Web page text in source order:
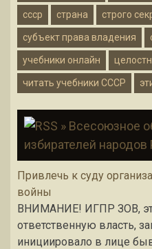
ссср страна строго
субъект права владения
учебники онлайн
читать учебники СССР
» Всесоюзное
избирателей
Привлечь к суду
войны
ВНИМАНИЕ! ИГПР ЗОВ,
ответственную власть,
инициировало в лице